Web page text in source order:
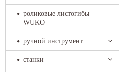
роликовые листогибы
WUKO
ручной инструмент
станки